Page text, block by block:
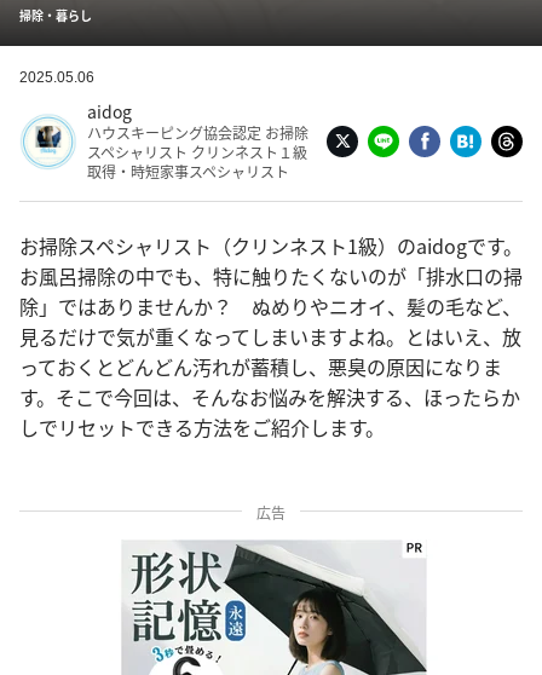
掃除・暮らし
2025.05.06
aidog
ハウスキーピング協会認定 お掃除
スペシャリスト クリンネスト１級
取得・時短家事スペシャリスト
お掃除スペシャリスト（クリンネスト1級）のaidogです。
お風呂掃除の中でも、特に触りたくないのが「排水口の掃
除」ではありませんか？ ぬめりやニオイ、髪の毛など、
見るだけで気が重くなってしまいますよね。とはいえ、放
っておくとどんどん汚れが蓄積し、悪臭の原因になりま
す。そこで今回は、そんなお悩みを解決する、ほったらか
しでリセットできる方法をご紹介します。
広告